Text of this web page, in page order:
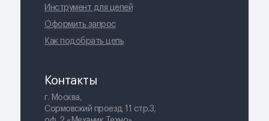
Контакты
Инструмент для цепей
Оформить запрос
Как подобрать цепь
г. Москва,
Сормовский проезд 11 стр.3,